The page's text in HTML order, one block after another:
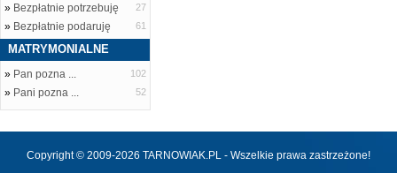
» Bezpłatnie potrzebuję 27
» Bezpłatnie podaruję 61
MATRYMONIALNE
» Pan pozna ... 102
» Pani pozna ... 52
Copyright © 2009-2026 TARNOWIAK.PL - Wszelkie prawa zastrzeżone!